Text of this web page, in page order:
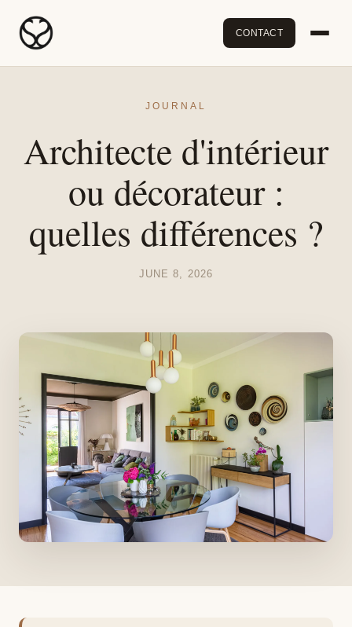
CONTACT
JOURNAL
Architecte d'intérieur
ou décorateur :
quelles différences ?
JUNE 8, 2026